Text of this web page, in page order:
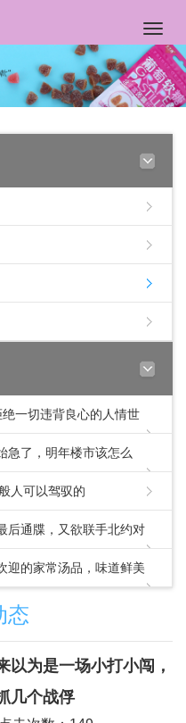
Toggle
一切违背良心的人情世
急了，明年楼市该怎么
人可以驾驭的
后通牒，又欲联手北约对
迎的家常汤品，味道鲜美
态
以为是一场小打小闯，
几个战俘